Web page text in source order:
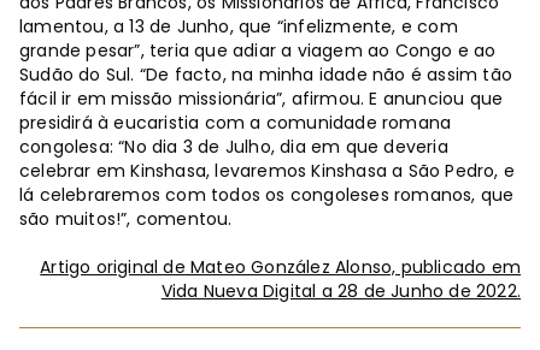
lamentou, a 13 de Junho, que “infelizmente, e com
grande pesar”, teria que adiar a viagem ao Congo e ao
Sudão do Sul. “De facto, na minha idade não é assim tão
fácil ir em missão missionária”, afirmou. E anunciou que
presidirá à eucaristia com a comunidade romana
congolesa: “No dia 3 de Julho, dia em que deveria
celebrar em Kinshasa, levaremos Kinshasa a São Pedro, e
lá celebraremos com todos os congoleses romanos, que
são muitos!”, comentou.
Artigo original de Mateo González Alonso, publicado em
Vida Nueva Digital a 28 de Junho de 2022.